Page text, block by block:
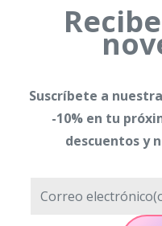
Suscríbete a
-10% en tu
descuentos y
Correo electrónico